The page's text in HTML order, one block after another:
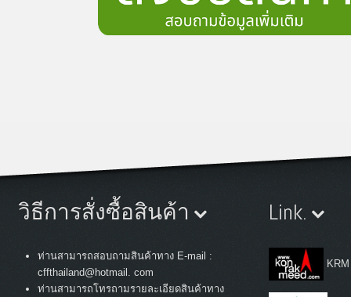
วิธีการสั่งซื้อสินค้า
ท่านสามารถสอบถามสินค้าทาง E-mail :
cffthailand@hotmail. com
ท่านสามารถโทรถามรายละเอียดสินค้าทาง
Link.
KRM